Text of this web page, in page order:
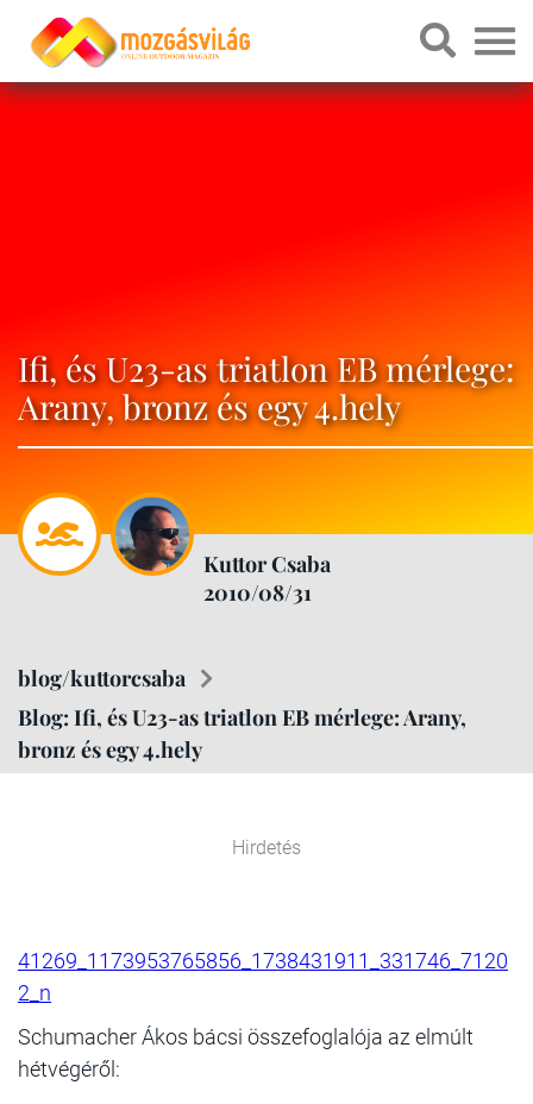
Ifi, és U23-as triatlon EB mérlege:
Arany, bronz és egy 4.hely
Kuttor Csaba
2010/08/31
blog/kuttorcsaba
Blog: Ifi, és U23-as triatlon EB mérlege: Arany,
bronz és egy 4.hely
Hirdetés
41269_1173953765856_1738431911_331746_7120
2_n
Schumacher Ákos bácsi összefoglalója az elmúlt
hétvégéről: